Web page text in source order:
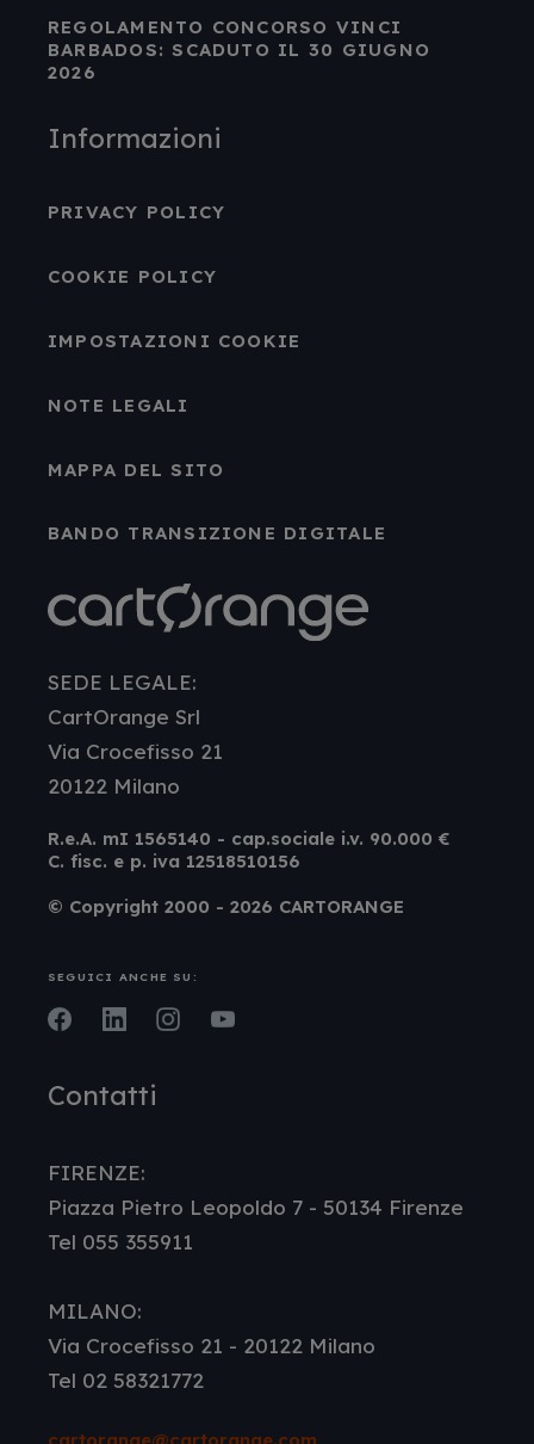
REGOLAMENTO CONCORSO VINCI
BARBADOS: SCADUTO IL 30 GIUGNO
2026
Informazioni
PRIVACY POLICY
COOKIE POLICY
IMPOSTAZIONI COOKIE
NOTE LEGALI
MAPPA DEL SITO
BANDO TRANSIZIONE DIGITALE
SEDE LEGALE:
CartOrange Srl
Via Crocefisso 21
20122 Milano
R.e.A. mI 1565140 - cap.sociale i.v. 90.000 €
C. fisc. e p. iva 12518510156
© Copyright 2000 - 2026 CARTORANGE
SEGUICI ANCHE SU:
Facebook
LinkedInInstagram
Contatti
FIRENZE:
Piazza Pietro Leopoldo 7 - 50134 Firenze
Tel 055 355911
MILANO:
Via Crocefisso 21 - 20122 Milano
Tel 02 58321772